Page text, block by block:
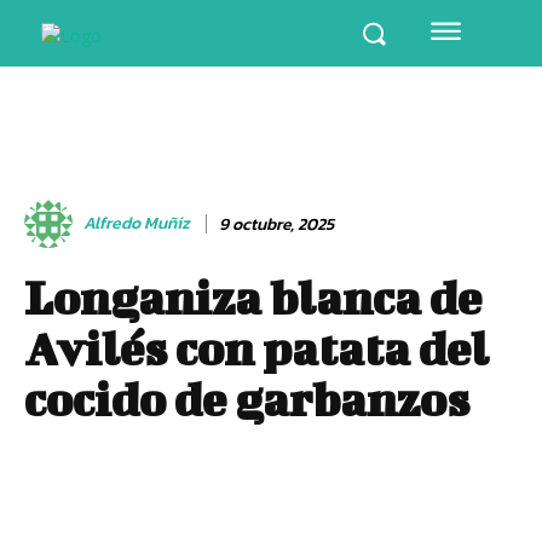
Alfredo Muñiz 9 octubre, 2025
Longaniza blanca de
Avilés con patata del
cocido de garbanzos